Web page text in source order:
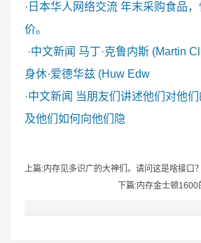
· 日本华人网络交流 年末采购食品
价。
·中文新闻 马丁·克鲁内斯 (Martin
身休·爱德华兹 (Huw Edw
·中文新闻 当朋友们讲述他们对他
及他们如何向他们隐
上篇:内存见多识广的大神们。请问这是啥接口？
下篇:内存金士顿